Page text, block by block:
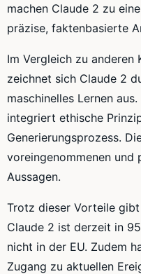
machen Claude 2 zu
präzise, faktenbasierte
Im Vergleich zu anderen
zeichnet sich Claude 2
maschinelles Lernen aus.
integriert ethische
Generierungsprozess.
voreingenommenen und
Aussagen.
Trotz dieser Vorteile gibt
Claude 2 ist derzeit in
nicht in der EU. Zudem
Zugang zu aktuellen